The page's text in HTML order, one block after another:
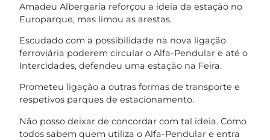
Amadeu Albergaria reforçou a ideia da estação no
Europarque, mas limou as arestas.
Escudado com a possibilidade na nova ligação
ferroviária poderem circular o Alfa-Pendular e até o
Intercidades, defendeu uma estação na Feira.
Prometeu ligação a outras formas de transporte e
respetivos parques de estacionamento.
Não posso deixar de concordar com tal ideia. Como
todos sabem quem utiliza o Alfa-Pendular e entra